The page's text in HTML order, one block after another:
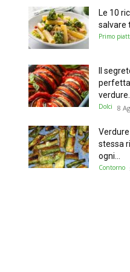
Le 10
salvare
Primo
Il
verdure...
Dolci 8
stessa
ogni...
Contorno